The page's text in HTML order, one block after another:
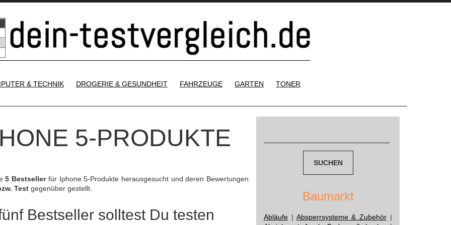
& TECHNIK
DROGERIE & GESUNDHEIT FAHRZEUGE GARTEN TONER
5-PRODUKTE
5 Bestsellerfür Iphone 5-Produkte herausgesucht und deren Bewertungen
Test gegenüber gestellt.
Bestseller solltest Du testen
Baumarkt
Abläufe | Absperrsysteme & Zubehör |